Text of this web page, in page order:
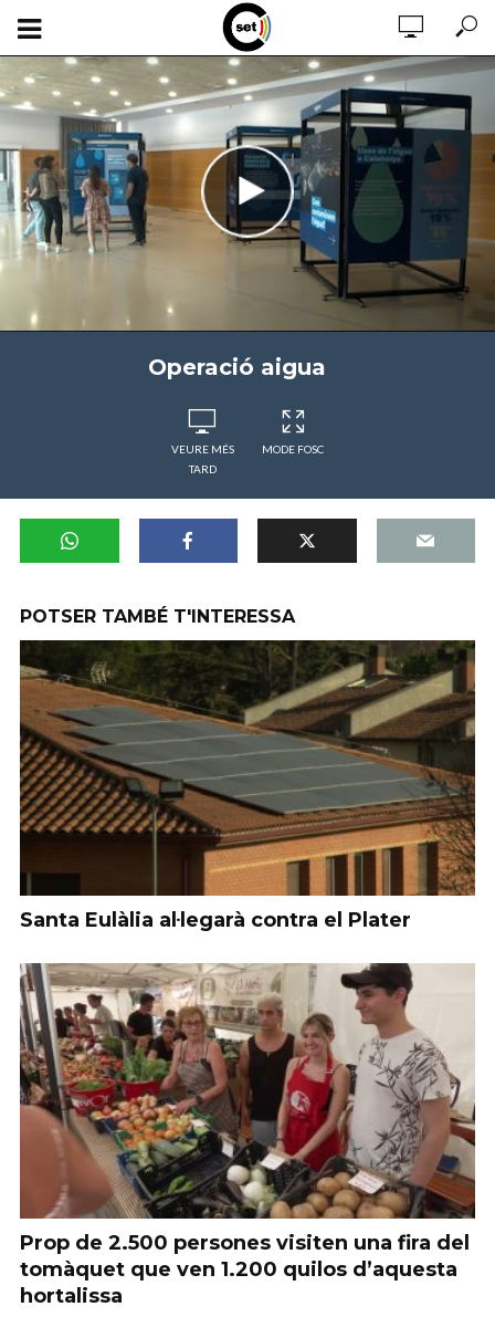
Operació aigua
VEURE MÉS
TARD
MODE FOSC
POTSER TAMBÉ T'INTERESSA
Santa Eulàlia al·legarà contra el Plater
Prop de 2.500 persones visiten una fira del
tomàquet que ven 1.200 quilos d’aquesta
hortalissa